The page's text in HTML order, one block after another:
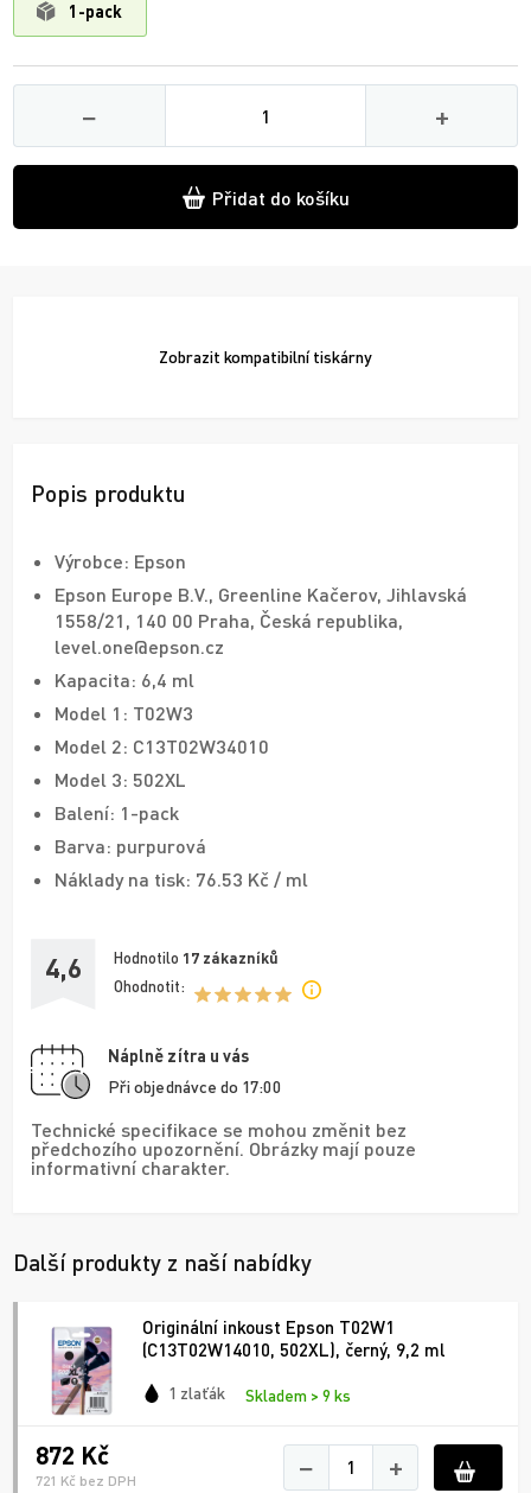
1-pack
−
Množství
+
Přidat do košíku
Zobrazit kompatibilní tiskárny
Popis produktu
Výrobce: Epson
Epson Europe B.V., Greenline Kačerov, Jihlavská
1558/21, 140 00 Praha, Česká republika,
level.one@epson.cz
Kapacita: 6,4 ml
Model 1: T02W3
Model 2: C13T02W34010
Model 3: 502XL
Balení: 1-pack
Barva: purpurová
Náklady na tisk: 76.53 Kč / ml
4,6 Hodnotilo 17 zákazníků
Ohodnotit:
Náplně zítra u vás
Při objednávce do 17:00
Technické specifikace se mohou změnit bez
předchozího upozornění. Obrázky mají pouze
informativní charakter.
Další produkty z naší nabídky
Originální inkoust Epson T02W1
(C13T02W14010, 502XL), černý, 9,2 ml
1 zlaťák Skladem > 9 ks
872 Kč
721 Kč bez DPH − +